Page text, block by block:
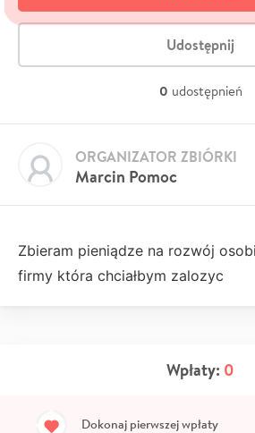
Udostępnij
0 udostępnień
Marcin Pomoc
ORGANIZATOR ZBIÓRKI
Zbieram pieniądze na rozwój
firmy która chciałbym zalozyc
Wpłaty: 0
Dokonaj pierwszej wpłaty